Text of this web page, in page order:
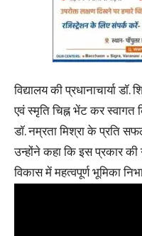
विद्यालय की प्रधानाचार्या
एवं स्मृति चिह्न भेंट कर स्वागत
डॉ. नम्रता मिश्रा के प्रति
उन्होंने कहा कि इस प्रकार की
विकास में महत्वपूर्ण भूमिका